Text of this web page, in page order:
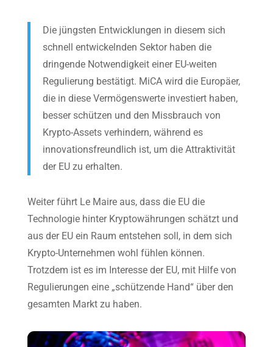
Die jüngsten Entwicklungen in diesem sich
schnell entwickelnden Sektor haben die
dringende Notwendigkeit einer EU-weiten
Regulierung bestätigt. MiCA wird die Europäer,
die in diese Vermögenswerte investiert haben,
besser schützen und den Missbrauch von
Krypto-Assets verhindern, während es
innovationsfreundlich ist, um die Attraktivität
der EU zu erhalten.
Weiter führt Le Maire aus, dass die EU die
Technologie hinter Kryptowährungen schätzt und
aus der EU ein Raum entstehen soll, in dem sich
Krypto-Unternehmen wohl fühlen können.
Trotzdem ist es im Interesse der EU, mit Hilfe von
Regulierungen eine „schützende Hand“ über den
gesamten Markt zu haben.